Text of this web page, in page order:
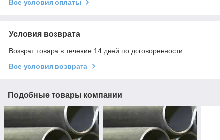
Все условия оплаты
Условия возврата
Возврат товара в течение 14 дней по договоренности
Все условия возврата
Подобные товары компании